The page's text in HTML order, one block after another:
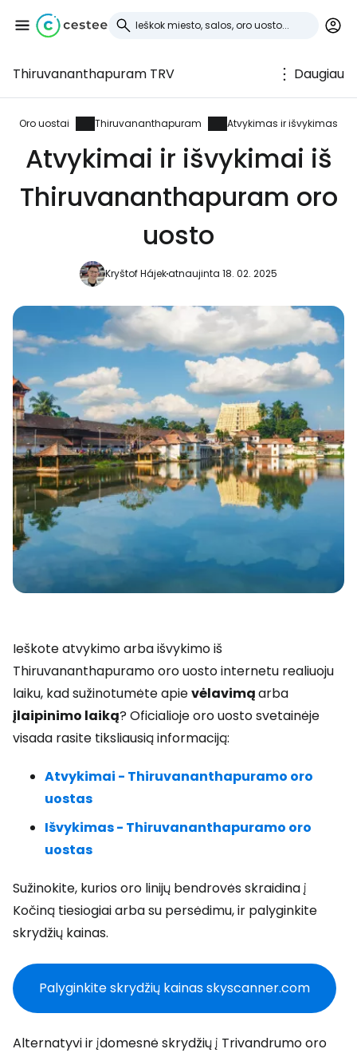
Thiruvananthapuram TRV Daugiau
Oro uostai Thiruvananthapuram Atvykimas ir išvykimas
Atvykimai ir išvykimai iš
Thiruvananthapuram oro
uosto
Kryštof Hájekatnaujinta 18. 02. 2025
Ieškote atvykimo arba išvykimo iš
Thiruvananthapuramo oro uosto internetu realiuoju
laiku, kad sužinotumėte apievėlavimąarba
įlaipinimo laiką? Oficialioje oro uosto svetainėje
visada rasite tiksliausią informaciją:
Atvykimai - Thiruvananthapuramo oro
uostas
Išvykimas - Thiruvananthapuramo oro
uostas
Sužinokite, kurios oro linijų bendrovės skraidina į
Kočiną tiesiogiai arba su persėdimu, ir palyginkite
skrydžių kainas.
Palyginkite skrydžių kainas skyscanner.com
Alternatyvi ir įdomesnė skrydžių į Trivandrumo oro
Prisijunkite prie
Cestee
... pasaulinė kelionių bendruomenė
Tęsti su Google
Tęsti su Facebook
Tęsti el. paštu